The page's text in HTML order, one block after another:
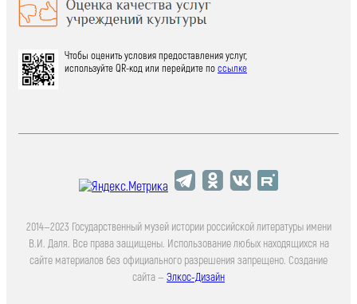
Чтобы оценить условия предоставления услуг,
используйте QR-код или перейдите поссылке
2014—2023 Государственный музей истории российской литературы имени
В.И. Даля. Все права защищены. Использование любых находящихся на
сайте материалов без официального разрешения запрещено. Создание
сайта — Элкос-Дизайн